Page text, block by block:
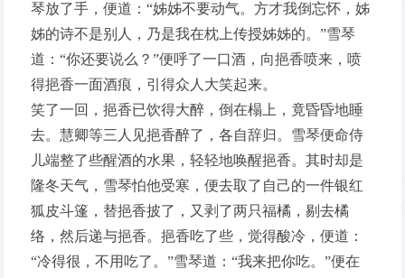
琴放了手，便道：“姊姊不要动气。方才我倒忘怀，姊
姊的诗不是别人，乃是我在枕上传授姊姊的。”雪琴
道：“你还要说么？”便呼了一口酒，向挹香喷来，喷
得挹香一面酒痕，引得众人大笑起来。
笑了一回，挹香已饮得大醉，倒在榻上，竟昏昏地睡
去。慧卿等三人见挹香醉了，各自辞归。雪琴便命侍
儿端整了些醒酒的水果，轻轻地唤醒挹香。其时却是
隆冬天气，雪琴怕他受寒，便去取了自己的一件银红
狐皮斗篷，替挹香披了，又剥了两只福橘，剔去橘
络，然后递与挹香。挹香吃了些，觉得酸冷，便道：
“冷得很，不用吃了。”雪琴道：“我来把你吃。”便在